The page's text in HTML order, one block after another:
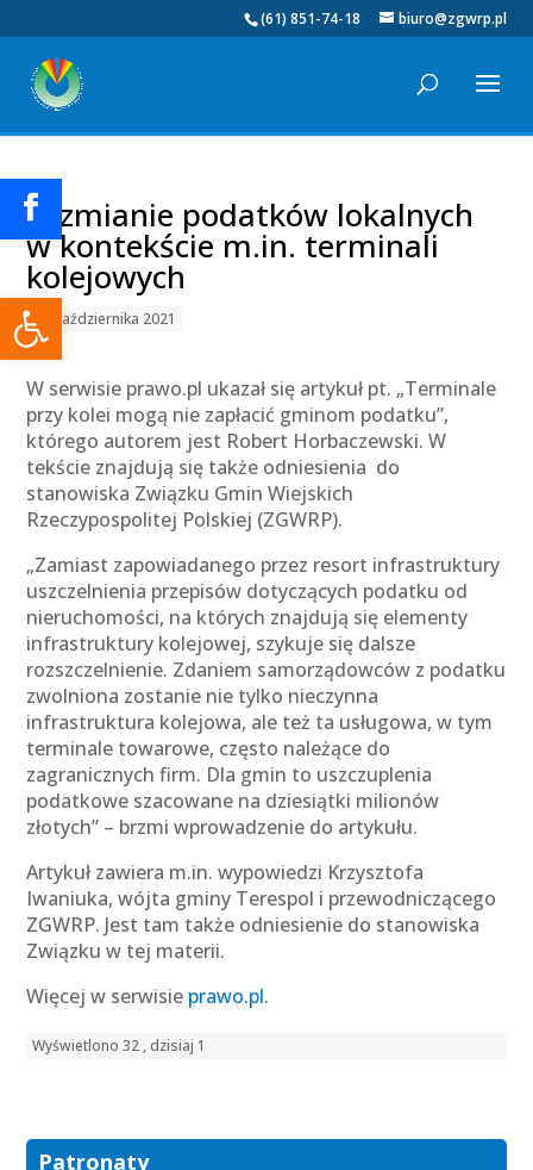
Otwórz pasek narzędzi
(61) 851-74-18 biuro@zgwrp.pl
O zmianie podatków lokalnych
w kontekście m.in. terminali
kolejowych
25 października 2021
W serwisie prawo.pl ukazał się artykuł pt. „Terminale
przy kolei mogą nie zapłacić gminom podatku”,
którego autorem jest Robert Horbaczewski. W
tekście znajdują się także odniesienia do
stanowiska Związku Gmin Wiejskich
Rzeczypospolitej Polskiej (ZGWRP).
„Zamiast zapowiadanego przez resort infrastruktury
uszczelnienia przepisów dotyczących podatku od
nieruchomości, na których znajdują się elementy
infrastruktury kolejowej, szykuje się dalsze
rozszczelnienie. Zdaniem samorządowców z podatku
zwolniona zostanie nie tylko nieczynna
infrastruktura kolejowa, ale też ta usługowa, w tym
terminale towarowe, często należące do
zagranicznych firm. Dla gmin to uszczuplenia
podatkowe szacowane na dziesiątki milionów
złotych” – brzmi wprowadzenie do artykułu.
Artykuł zawiera m.in. wypowiedzi Krzysztofa
Iwaniuka, wójta gminy Terespol i przewodniczącego
ZGWRP. Jest tam także odniesienie do stanowiska
Związku w tej materii.
Więcej w serwisie prawo.pl.
Wyświetlono 32 , dzisiaj 1
Patronaty